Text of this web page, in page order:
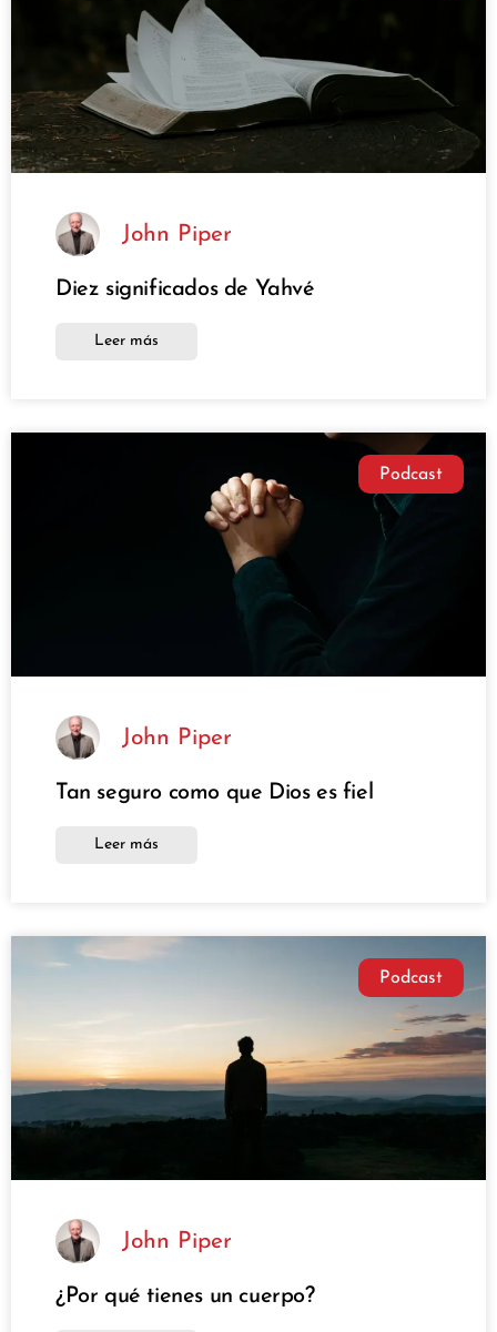
John Piper
Diez significados de Yahvé
Leer más
Podcast
John Piper
Tan seguro como que Dios es fiel
Leer más
Podcast
John Piper
¿Por qué tienes un cuerpo?